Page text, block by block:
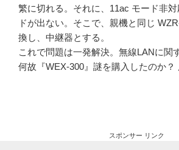
繁に切れる。それに、11ac モード非
ドが出ない。そこで、親機と同じ
換し、中継器とする。
これで問題は一発解決。無線LANに関
何故『WEX-300』謎を購入したのか？
スポンサー リンク